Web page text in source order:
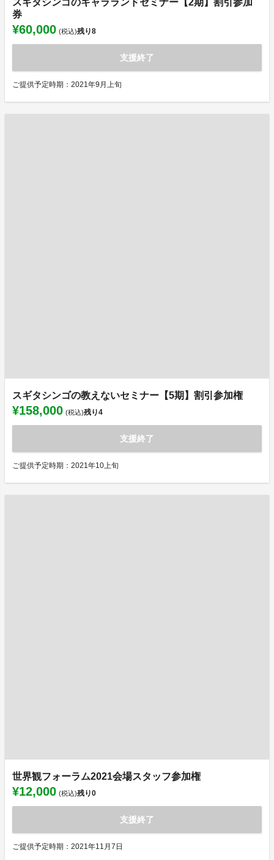
スギタシンゴのキャラランドセミナー【2期】割引参加
券
¥60,000 (税込)残り8
支援終了
ご提供予定時期：2021年9月上旬
スギタシンゴの教えないセミナー【5期】割引参加権
¥158,000 (税込)残り4
支援終了
ご提供予定時期：2021年10上旬
世界観フォーラム2021会場スタッフ参加権
¥12,000 (税込)残り0
支援終了
ご提供予定時期：2021年11月7日